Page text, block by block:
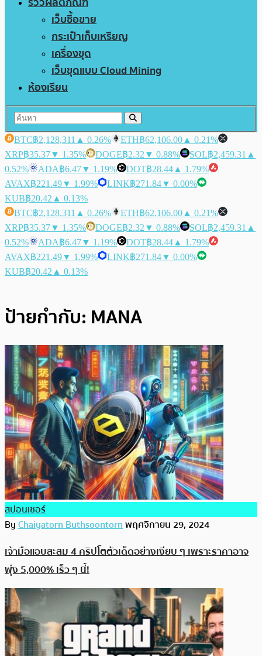
เว็บซื้อขาย
กระเป๋าเก็บเหรียญ
เครื่องขุด
เว็บขุดแบบ Cloud Mining
ห้องเรียน
BTC฿2,128,311 ▲ 0.26% ETH฿62,106.00 ▲ 0.21%
XRP฿35.37▼ 1.35% DOGE฿2.32 ▼ 0.88% SOL฿2,459.31 ▲
0.52%
ADA฿6.47▼ 1.19% DOT฿28.44 ▲ 1.79%
AVAX฿221.49▼ 1.99% LINK฿271.84▼ 0.00%
KUB฿20.42 ▲ 0.13%
BTC฿2,128,311 ▲ 0.26% ETH฿62,106.00 ▲ 0.21%
XRP฿35.37▼ 1.35% DOGE฿2.32 ▼ 0.88% SOL฿2,459.31 ▲
0.52%
ADA฿6.47▼ 1.19% DOT฿28.44 ▲ 1.79%
AVAX฿221.49▼ 1.99% LINK฿271.84▼ 0.00%
KUB฿20.42 ▲ 0.13%
ป้ายกำกับ: MANA
สปอนเซอร์
ByChaiyatorn Buthsoontornพฤศจิกายน 29, 2024
เจ้ามือแอบสะสม 4 คริปโตตัวเด็ดอย่างเงียบ ๆ เพราะราคาอาจ
พุ่ง 5,000% เร็ว ๆ นี้!